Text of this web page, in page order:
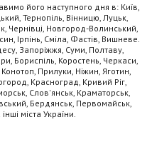
його наступного дня в: Київ,
Тернопіль, Вінницю, Луцьк,
Чернівці, Новгород-Волинський,
Ірпінь, Сміла, Фастів, Вишневе.
Запоріжжя, Суми, Полтаву,
Бориспіль, Коростень, Черкаси,
Прилуки, Ніжин, Яготин,
Красноград, Кривий Ріг,
Слов'янськ, Краматорськ,
Бердянськ, Первомайськ,
міста України.